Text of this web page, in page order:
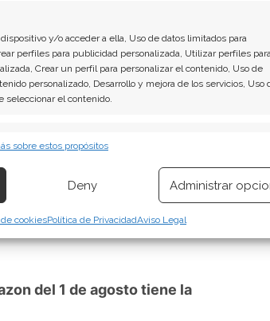
y/o acceder a ella, Uso de datos limitados para
perfiles para publicidad personalizada, Utilizar perfiles
Crear un perfil para personalizar el contenido, Uso de
personalizado, Desarrollo y mejora de los servicios, Uso
seleccionar el contenido.
automática.
y detectar fraudes, y eliminar
publicidad y contenido, Guardar y
de privacidad.
Siempre
sobre estos propósitos
Deny Administrar
cookiesPolítica de PrivacidadAviso Legal
doble beneficio: acceso
extranjeros.
aún es incierta, aunque su
mejora sus perspectivas
el posicionamiento
tecnológica representa un
bursátiles inmediatas.
reglas del juego en la industria
una posición ventajosa en la
del 1 de agosto tiene la